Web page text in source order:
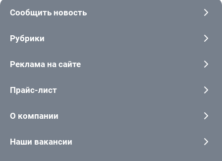
Сообщить новость
Рубрики
Реклама на сайте
Прайс-лист
О компании
Наши вакансии